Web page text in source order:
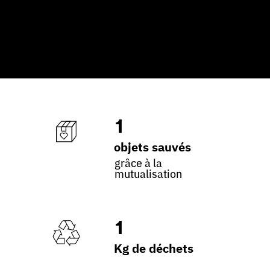
1
objets sauvés
grâce à la
mutualisation
1
Kg de déchets